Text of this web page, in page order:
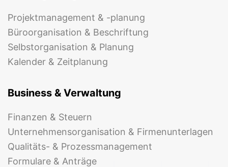
Projektmanagement & -planung
Büroorganisation & Beschriftung
Selbstorganisation & Planung
Kalender & Zeitplanung
Business & Verwaltung
Finanzen & Steuern
Unternehmensorganisation & Firmenunterlagen
Qualitäts- & Prozessmanagement
Formulare & Anträge